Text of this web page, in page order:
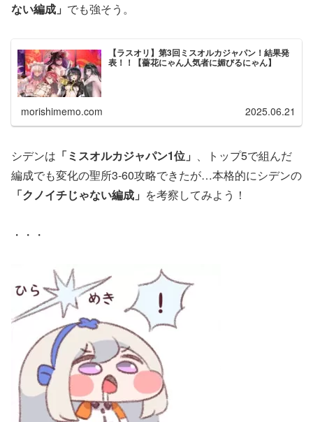
ない編成」 でも強そう。
【ラスオリ】第3回ミスオルカジャパン！結果発
表！！【薔花にゃん人気者に媚びるにゃん】
morishimemo.com 2025.06.21
シデンは 「ミスオルカジャパン1位」 、トップ5で組んだ
編成でも変化の聖所3-60攻略できたが…本格的にシデンの
「クノイチじゃない編成」 を考察してみよう！
・・・